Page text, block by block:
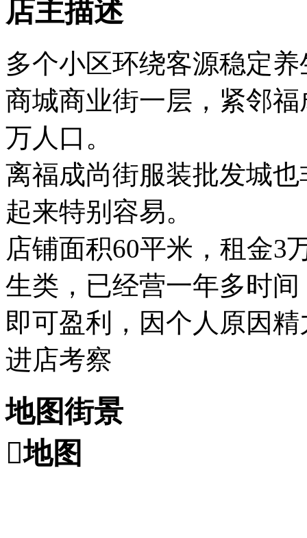
店主描述
多个小区环绕客源稳定
商城商业街一层，紧邻
万人口。
离福成尚街服装批发城
起来特别容易。
店铺面积60平米，租金3
生类，已经营一年多时
即可盈利，因个人原因
进店考察
地图街景
地图